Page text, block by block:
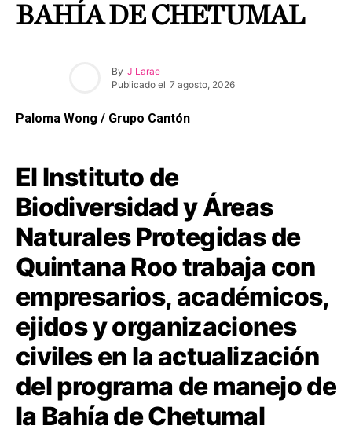
BAHÍA DE CHETUMAL
By J Larae
Publicado el 7 agosto, 2026
Paloma Wong / Grupo Cantón
El Instituto de
Biodiversidad y Áreas
Naturales Protegidas de
Quintana Roo trabaja con
empresarios, académicos,
ejidos y organizaciones
civiles en la actualización
del programa de manejo de
la Bahía de Chetumal